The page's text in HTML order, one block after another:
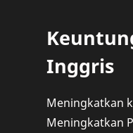
Inggris
Meningkatkan
Meningkatkan